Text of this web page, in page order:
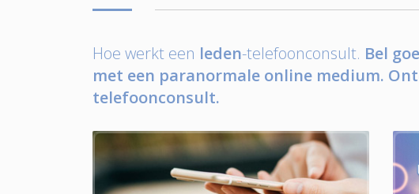
Hoe werkt een leden-telefoonconsult. Bel
met een paranormale online medium.
telefoonconsult.